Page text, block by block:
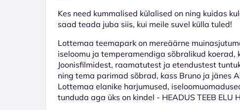
Kes need kummalised külalised on ning kuidas
saad teada juba siis, kui meile suvel külla tuled!
Lottemaa teemapark on mereäärne
iseloomu ja temperamendiga sõbralikud koerad,
Joonisfilmidest, raamatutest ja etendustest
ning tema parimad sõbrad, kass Bruno ja jänes
Lottemaa elanike harjumused,
tunduda aga üks on kindel - HEADUS TEEB